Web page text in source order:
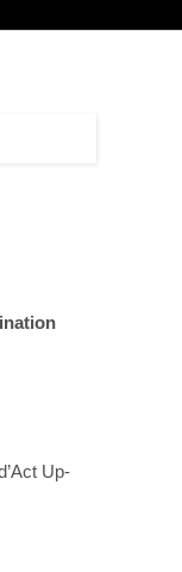
Up-